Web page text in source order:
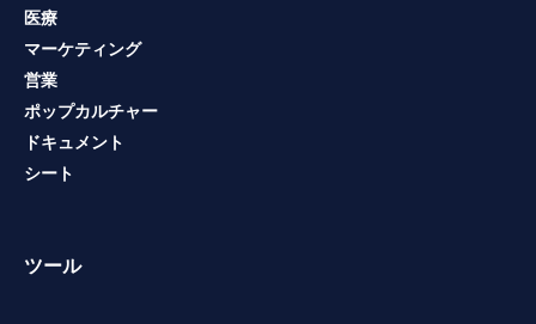
医療
マーケティング
営業
ポップカルチャー
ドキュメント
シート
ツール